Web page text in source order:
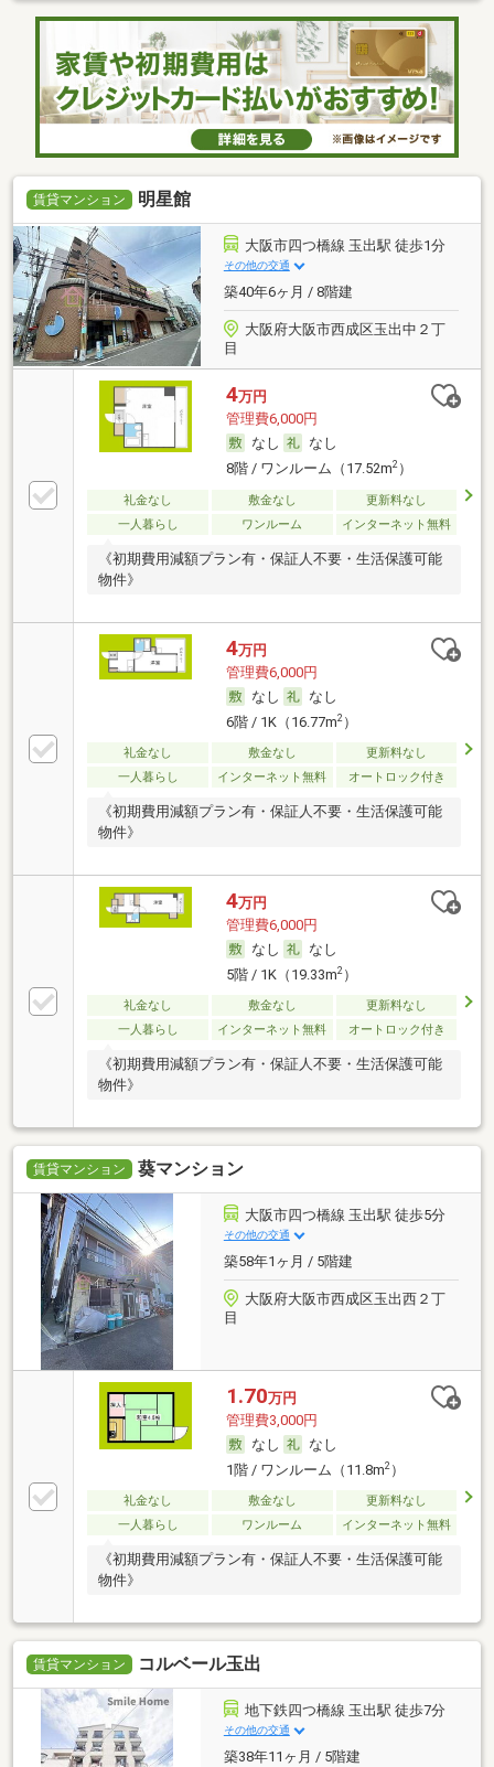
賃貸マンション 明星館
大阪市四つ橋線 玉出駅 徒歩1分
その他の交通
築40年6ヶ月 / 8階建
大阪府大阪市西成区玉出中２丁
目
4万円
管理費6,000円
なし
なし
8階 / ワンルーム（17.52m2）
礼金なし 敷金なし
更新料なし
一人暮らし
ワンルーム インターネット無料
《初期費用減額プラン有・保証人不要・生活保護可能
物件》
4万円
管理費6,000円
なし
なし
6階 / 1K（16.77m2）
礼金なし 敷金なし
更新料なし
一人暮らし
インターネット無料 オートロック付き
《初期費用減額プラン有・保証人不要・生活保護可能
物件》
4万円
管理費6,000円
なし
なし
5階 / 1K（19.33m2）
礼金なし 敷金なし
更新料なし
一人暮らし
インターネット無料 オートロック付き
《初期費用減額プラン有・保証人不要・生活保護可能
物件》
賃貸マンション 葵マンション
大阪市四つ橋線 玉出駅 徒歩5分
その他の交通
築58年1ヶ月 / 5階建
大阪府大阪市西成区玉出西２丁
目
1.70万円
管理費3,000円
なし
なし
1階 / ワンルーム（11.8m2）
礼金なし 敷金なし
更新料なし
一人暮らし
ワンルーム インターネット無料
《初期費用減額プラン有・保証人不要・生活保護可能
物件》
賃貸マンション コルベール玉出
地下鉄四つ橋線 玉出駅 徒歩7分
その他の交通
築38年11ヶ月 / 5階建